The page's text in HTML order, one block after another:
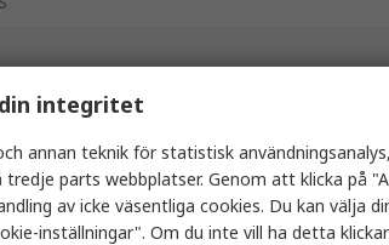
integritet
annan teknik för statistisk
parts webbplatser. Genom att klicka på
av icke väsentliga cookies. Du kan välja
inställningar". Om du inte vill ha detta